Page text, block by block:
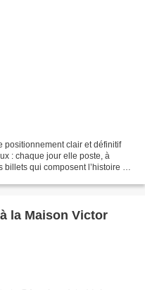
positionnement clair et définitif
: chaque jour elle poste, à
qui composent l’histoire de
la Maison Victor